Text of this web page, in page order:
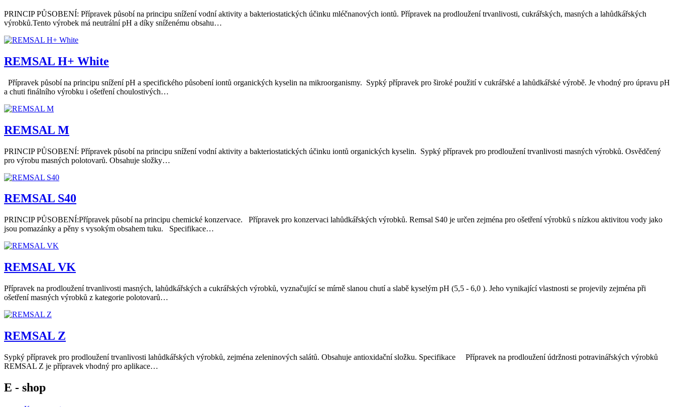
PRINCIP PŮSOBENÍ: Přípravek působí na principu snížení vodní aktivity a bakteriostatických účinku mléčnanových iontů. Přípravek na prodloužení trvanlivosti, cukrářských, masných a lahůdkářských
výrobků.Tento výrobek má neutrální pH a díky sníženému obsahu…
REMSAL H+ White
Přípravek působí na principu snížení pH a specifického působení iontů organických kyselin na mikroorganismy. Sypký přípravek pro široké použití v cukrářské a lahůdkářské výrobě. Je vhodný pro úpravu pH
a chuti finálního výrobku i ošetření choulostivých…
REMSAL M
PRINCIP PŮSOBENÍ: Přípravek působí na principu snížení vodní aktivity a bakteriostatických účinku iontů organických kyselin. Sypký přípravek pro prodloužení trvanlivosti masných výrobků. Osvědčený
pro výrobu masných polotovarů. Obsahuje složky…
REMSAL S40
PRINCIP PŮSOBENÍ:Přípravek působí na principu chemické konzervace. Přípravek pro konzervaci lahůdkářských výrobků. Remsal S40 je určen zejména pro ošetření výrobků s nízkou aktivitou vody jako
jsou pomazánky a pěny s vysokým obsahem tuku. Specifikace…
REMSAL VK
Přípravek na prodloužení trvanlivosti masných, lahůdkářských a cukrářských výrobků, vyznačující se mírně slanou chutí a slabě kyselým pH (5,5 - 6,0 ). Jeho vynikající vlastnosti se projevily zejména při
ošetření masných výrobků z kategorie polotovarů…
REMSAL Z
Sypký přípravek pro prodloužení trvanlivosti lahůdkářských výrobků, zejména zeleninových salátů. Obsahuje antioxidační složku. Specifikace Přípravek na prodloužení údržnosti potravinářských výrobků
REMSAL Z je přípravek vhodný pro aplikace…
E - shop